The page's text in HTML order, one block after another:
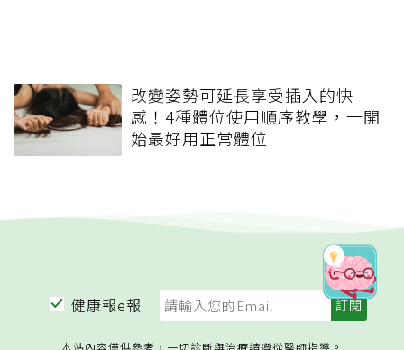
改變姿勢可延長享受插入的快
感！4種體位使用順序教學，一開
始最好用正常體位
健康報e報